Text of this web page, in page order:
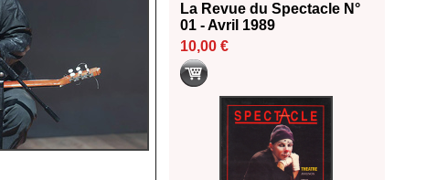
La Revue du Spectacle N°
01 - Avril 1989
10,00 €